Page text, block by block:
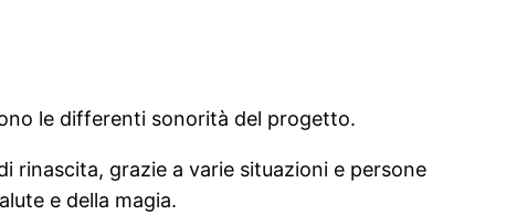
le differenti sonorità del progetto.
rinascita, grazie a varie situazioni e persone
e della magia.